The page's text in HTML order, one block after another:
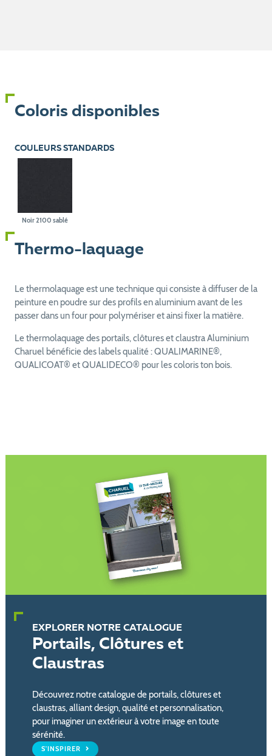
Coloris disponibles
COULEURS STANDARDS
Noir 2100 sablé
Thermo-laquage
Le thermolaquage est une technique qui consiste à diffuser de la
peinture en poudre sur des profils en aluminium avant de les
passer dans un four pour polymériser et ainsi fixer la matière.
Le thermolaquage des portails, clôtures et claustra Aluminium
Charuel bénéficie des labels qualité : QUALIMARINE®,
QUALICOAT® et QUALIDECO® pour les coloris ton bois.
EXPLORER NOTRE CATALOGUE
Portails, Clôtures et
Claustras
Découvrez notre catalogue de portails, clôtures et
claustras, alliant design, qualité et personnalisation,
pour imaginer un extérieur à votre image en toute
sérénité.
S'INSPIRER